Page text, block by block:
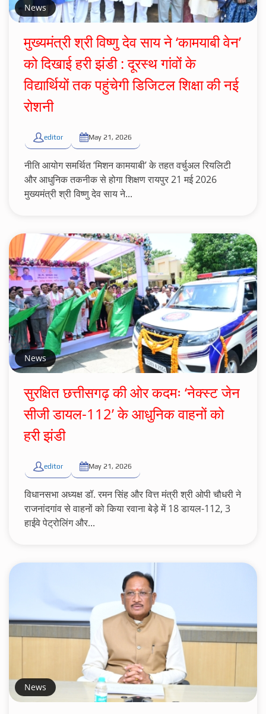
News
मुख्यमंत्री श्री विष्णु देव साय ने ‘कामयाबी वेन’
को दिखाई हरी झंडी : दूरस्थ गांवों के
विद्यार्थियों तक पहुंचेगी डिजिटल शिक्षा की नई
रोशनी
editor May 21, 2026
नीति आयोग समर्थित ‘मिशन कामयाबी’ के तहत वर्चुअल रियलिटी
और आधुनिक तकनीक से होगा शिक्षण रायपुर 21 मई 2026
मुख्यमंत्री श्री विष्णु देव साय ने...
News
सुरक्षित छत्तीसगढ़ की ओर कदमः ‘नेक्स्ट जेन
सीजी डायल-112’ के आधुनिक वाहनों को
हरी झंडी
editor May 21, 2026
विधानसभा अध्यक्ष डॉ. रमन सिंह और वित्त मंत्री श्री ओपी चौधरी ने
राजनांदगांव से वाहनों को किया रवाना बेड़े में 18 डायल-112, 3
हाईवे पेट्रोलिंग और...
News